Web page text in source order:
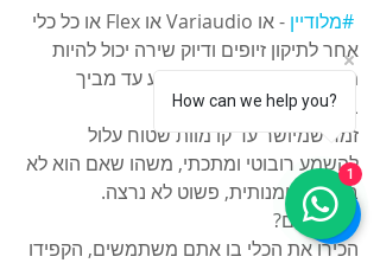
#מלודיין
- או Variaudio או Flex או כל כלי
אחר לתיקון זיופים ודיוק שירה יכול להיות
מדהים בשימוש הנכון או רע עד מביך
בשימוש מוגזם
זמר שמיושר עד קו מוות שטוח עלול
להשמע רובוטי ומתכתי, משהו שאם הוא לא
בחירה אומנותית, פשוט לא נרצה.
מה עושים?
הכירו את הכלי בו אתם משתמשים, הקפידו
How can we help you?
1